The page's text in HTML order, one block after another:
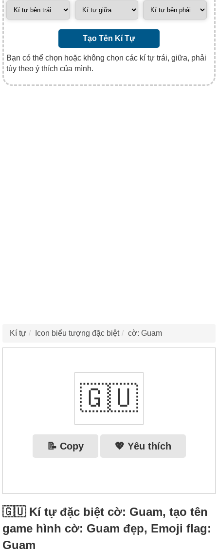
Tạo Tên Kí Tự
Bạn có thể chọn hoặc không chọn các kí tự trái, giữa, phải
tùy theo ý thích của mình.
Kí tự Icon biểu tượng đặc biệt cờ: Guam
🇬🇺
📝 Copy 💖 Yêu thích
🇬🇺 Kí tự đặc biệt cờ: Guam, tạo tên
game hình cờ: Guam đẹp, Emoji flag:
Guam